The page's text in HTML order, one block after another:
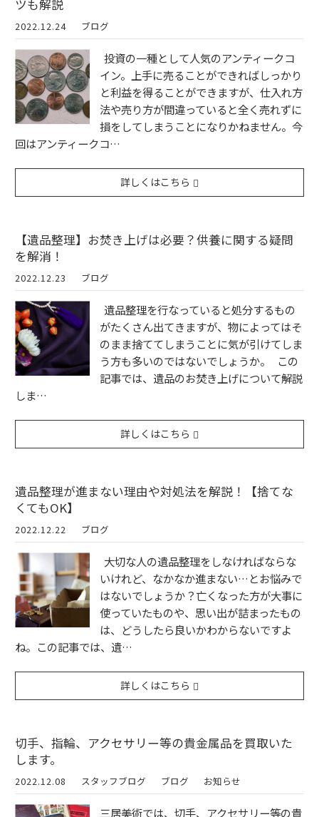
ツも解説
2022.12.24 ブログ
投資の一種として人気のアンティークコ
イン。上手に売ることができればしっかり
と利益を得ることができますが、仕入れ方
法や売り方が間違っていると全く売れずに
損をしてしまうことになりかねません。今
回はアンティークコ…
詳しくはこちら
【遺品整理】お焚き上げは必要？供養に関する疑問
を解消！
2022.12.23 ブログ
遺品整理を行なっていると処分するもの
がたくさん出てきますが、物によってはそ
のまま捨ててしまうことに気が引けてしま
う方も多いのではないでしょうか。 この
記事では、遺品のお焚き上げについて解説
しま…
詳しくはこちら
遺品整理が進まない理由や対処法を解説！【捨てな
くてもOK】
2022.12.22 ブログ
大切な人の遺品整理をしなければならな
いけれど、なかなか進まない…とお悩みで
はないでしょうか？亡くなった方が大事に
使っていたものや、思い出が詰まったもの
は、どうしたら良いかわからないですよ
ね。この記事では、遺…
詳しくはこちら
切手、指輪、アクセサリー等の貴金属品を買取いた
します。
2022.12.08 スタッフブログ ブログ お知らせ
三居美術では、切手、アクセサリー等の貴